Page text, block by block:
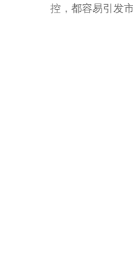
控，都容易引发